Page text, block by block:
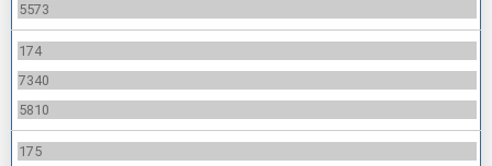
5573
174
7340
5810
175